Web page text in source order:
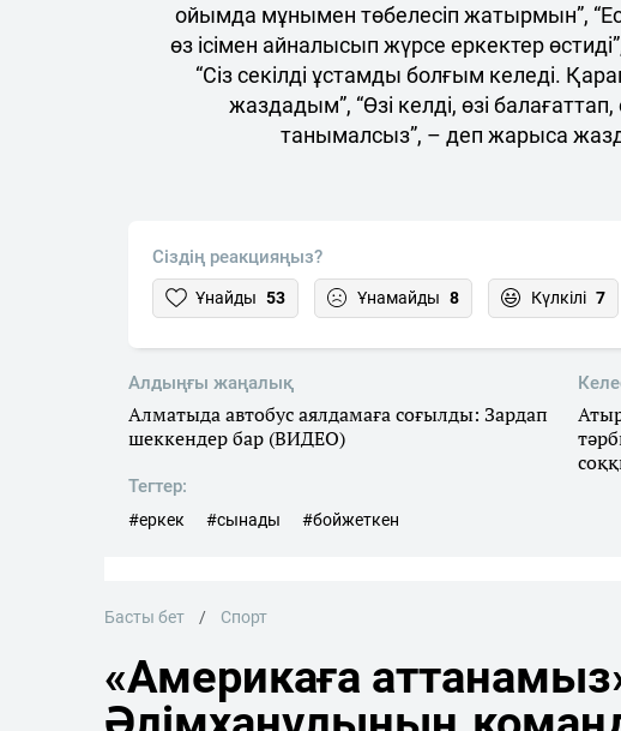
ойымда мұнымен төбелесіп жатырмын”,
өз ісімен айналысып жүрсе еркектер
“Сіз секілді ұстамды болғым келеді.
жаздадым”, “Өзі келді, өзі балағаттап,
танымалсыз”, – деп жарыса
Сіздің реакцияңыз?
Ұнайды 53 Ұнамайды 8 Күлкілі 7
Алдыңғы жаңалық
Алматыда автобус аялдамаға соғылды: Зардап
шеккендер бар (ВИДЕО)
Тегтер:
#еркек #сынады #бойжеткен
Басты бет Спорт
«Америкаға